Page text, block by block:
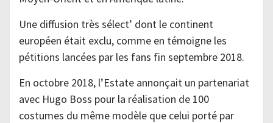
Une diffusion très sélect’ dont le continent
européen était exclu, comme en témoigne les
pétitions lancées par les fans fin septembre 2018.
En octobre 2018, l’Estate annonçait un partenariat
avec Hugo Boss pour la réalisation de 100
costumes du même modèle que celui porté par